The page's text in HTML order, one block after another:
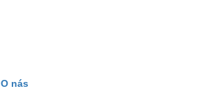
O nás